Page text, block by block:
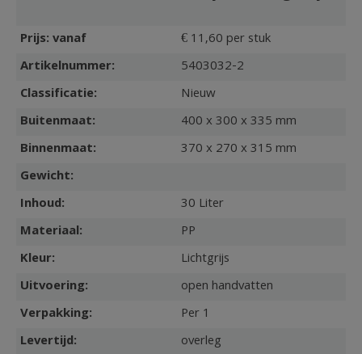
Prijs: vanaf
€ 11,60 per stuk
Artikelnummer:
5403032-2
Classificatie:
Nieuw
Buitenmaat:
400 x 300 x 335 mm
Binnenmaat:
370 x 270 x 315 mm
Gewicht:
Inhoud:
30 Liter
Materiaal:
PP
Kleur:
Lichtgrijs
Uitvoering:
open handvatten
Verpakking:
Per 1
Levertijd:
overleg